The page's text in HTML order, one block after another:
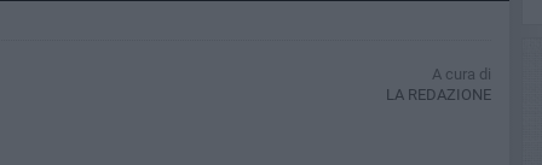
A cura di
LA REDAZIONE